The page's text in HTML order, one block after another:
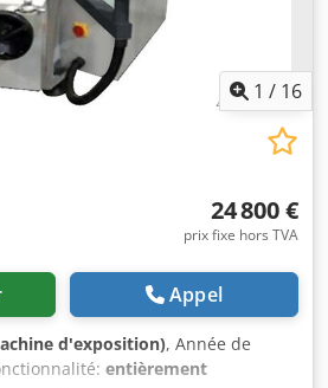
1 / 16
24 800 €
prix fixe hors TVA
Appel
d'exposition), Année de
entièrement